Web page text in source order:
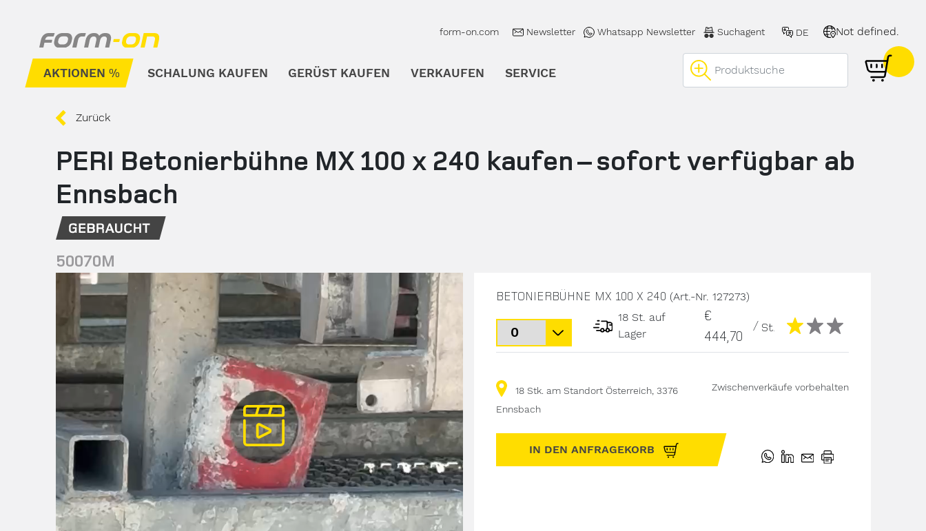
form-on.com Newsletter Whatsapp Newsletter Suchagent DE Not defined.
AKTIONEN SCHALUNG KAUFEN Untermenü öffnen
GERÜST KAUFEN Untermenü öffnen
VERKAUFEN Untermenü öffnen
SERVICE
Zurück
PERI Betonierbühne MX 100 x 240 kaufen – sofort verfügbar ab
Ennsbach
50070M
BETONIERBÜHNE MX 100 X 240 (Art.-Nr. 127273)
18 St. auf
Lager
€
444,70
/ St.
18 Stk. am Standort Österreich, 3376
Ennsbach
Zwischenverkäufe vorbehalten
IN DEN ANFRAGEKORB